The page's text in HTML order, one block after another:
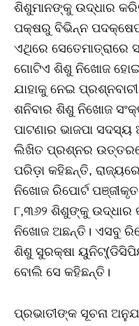
ଶିଶୁମାନଙ୍କୁ ଉଦ୍ଧାର
ପକ୍ଷରୁ ବିଭିନ୍ନ
ଏଥିରେ ସେତେମାତ୍ରାରେ
ଗୋଟିଏ ଶିଶୁ ନିଖୋଜ ହୋଇ
ଯାହାକୁ ନେଇ
ଶନିବାର ଶିଶୁ ନିଖୋଜ
ପାଟଣାର ଭାଜପା
ଲିଖିତ ପ୍ରଶ୍ନର
ପରିଡ଼ା କହିଛନ୍ତି,
ନିଖୋଜ ରିପୋର୍ଟ
୮,୩୬୨ ଶିଶୁଙ୍କୁ ଉଦ୍ଧାର
ନିଖୋଜ ଅଛନ୍ତି। ଏସବୁ
ଶିଶୁ ସୁରକ୍ଷା
ବୋଲି ସେ କହିଛନ୍ତି।
ପ୍ରଭାତୀଙ୍କ ସୂଚନା